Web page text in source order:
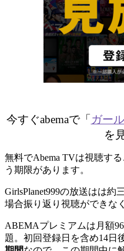
今すぐabemaで「ガー
を
無料でAbema TVは視聴す
う期限があります。
GirlsPlanet999の放送はは
場合振り返り視聴ができな
ABEMAプレミアムは月額
題。初回登録日を含め14日